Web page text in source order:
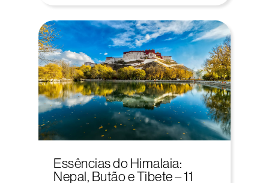
Essências do Himalaia:
Nepal, Butão e Tibete – 11